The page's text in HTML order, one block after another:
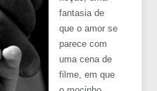
fantasia de
que o amor se
parece com
uma cena de
filme, em que